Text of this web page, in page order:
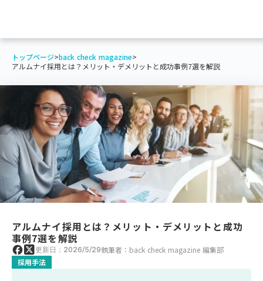
トップページ>back check magazine>
アルムナイ採用とは？メリット・デメリットと成功事例7選を解説
アルムナイ採用とは？メリット・デメリットと成功
事例7選を解説
更新日：2026/5/29執筆者：back check magazine 編集部
採用手法